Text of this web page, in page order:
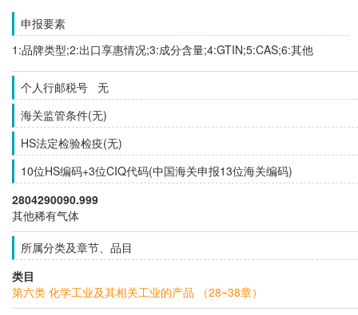
申报要素
1:品牌类型;2:出口享惠情况;3:成分含量;4:GTIN;5:CAS;6:其他
个人行邮税号 无
海关监管条件(无)
HS法定检验检疫(无)
10位HS编码+3位CIQ代码(中国海关申报13位海关编码)
2804290090.999
其他稀有气体
所属分类及章节、品目
类目
第六类 化学工业及其相关工业的产品 （28~38章）